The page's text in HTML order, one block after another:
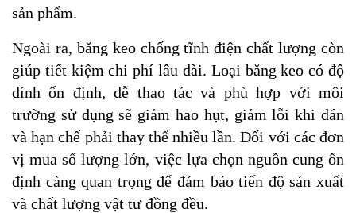
sản phẩm.
Ngoài ra, băng keo chống tĩnh điện chất lượng còn
giúp tiết kiệm chi phí lâu dài. Loại băng keo có độ
dính ổn định, dễ thao tác và phù hợp với môi
trường sử dụng sẽ giảm hao hụt, giảm lỗi khi dán
và hạn chế phải thay thế nhiều lần. Đối với các đơn
vị mua số lượng lớn, việc lựa chọn nguồn cung ổn
định càng quan trọng để đảm bảo tiến độ sản xuất
và chất lượng vật tư đồng đều.